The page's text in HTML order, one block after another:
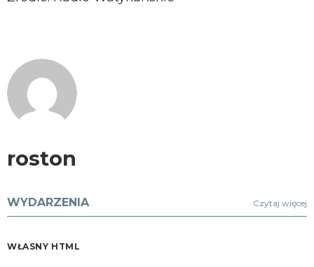
roston
WYDARZENIA Czytaj więcej
WŁASNY HTML